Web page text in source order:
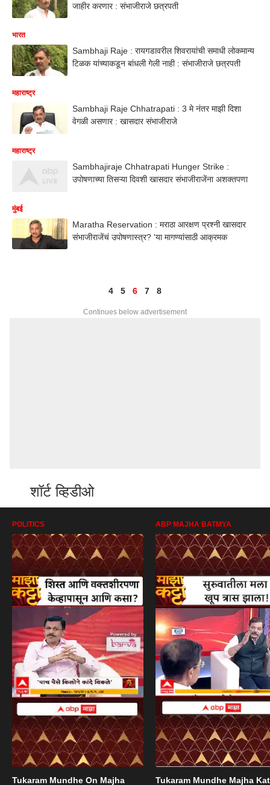
जाहीर करणार : संभाजीराजे छत्रपती
भारत
Sambhaji Raje : रायगडावरील शिवरायांची समाधी लोकमान्य
टिळक यांच्याकडून बांधली गेली नाही : संभाजीराजे छत्रपती
महाराष्ट्र
Sambhaji Raje Chhatrapati : 3 मे नंतर माझी दिशा
वेगळी असणार : खासदार संभाजीराजे
महाराष्ट्र
Sambhajiraje Chhatrapati Hunger Strike :
उपोषणाच्या तिसऱ्या दिवशी खासदार संभाजीराजेंना अशक्तपणा
मुंबई
Maratha Reservation : मराठा आरक्षण प्रश्नी खासदार
संभाजीराजेंचं उपोषणास्त्र? 'या मागण्यांसाठी आक्रमक
4 5 6 7 8
Continues below advertisement
शॉर्ट व्हिडीओ
POLITICS
Tukaram Mundhe On Majha
ABP MAJHA BATMYA
Tukaram Mundhe Majha